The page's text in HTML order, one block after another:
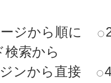
ジから順に
検索から
ンから直接